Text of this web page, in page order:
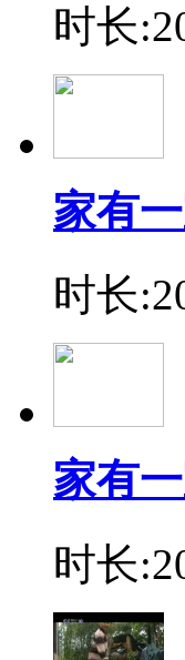
时长
家有
时长
家有
时长